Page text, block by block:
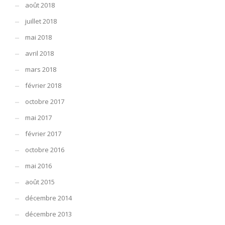
août 2018
juillet 2018
mai 2018
avril 2018
mars 2018
février 2018
octobre 2017
mai 2017
février 2017
octobre 2016
mai 2016
août 2015
décembre 2014
décembre 2013